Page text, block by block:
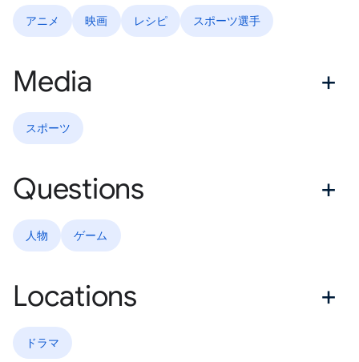
アニメ 映画 レシピ スポーツ選手
Media
スポーツ
Questions
人物 ゲーム
Locations
ドラマ